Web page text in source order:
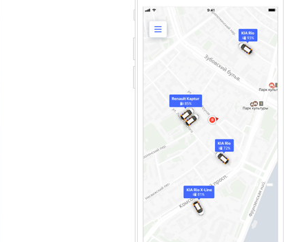
Сейчас обсуждают
Да-да, я уже столкнулся с этим.
техники. Нам китайский завод
заменены, ищите решение на
местном рынке. Ответ завода на